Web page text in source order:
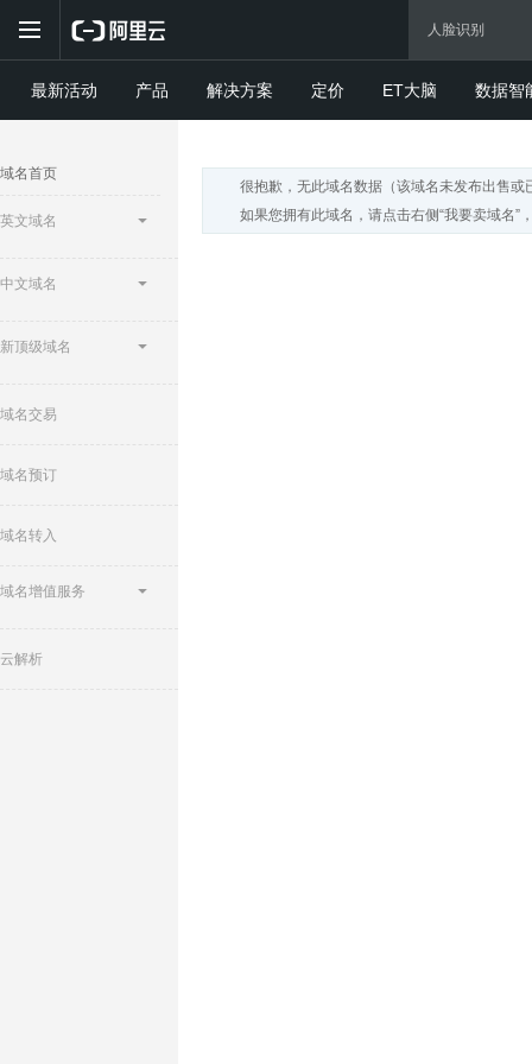
最新活动 产品 解决方案 定价 ET大脑 数据智
域名首页
英文域名
中文域名
新顶级域名
域名交易
域名预订
域名转入
域名增值服务
云解析
很抱歉，无此域名数据（该域名未发布出售或
如果您拥有此域名，请点击右侧“我要卖域名”